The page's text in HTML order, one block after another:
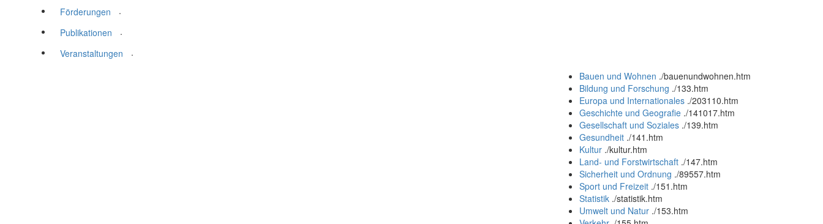
Förderungen
.
Publikationen
.
Veranstaltungen
.
Bauen und Wohnen ./bauenundwohnen.htm
Bildung und Forschung ./133.htm
Europa und Internationales ./203110.htm
Geschichte und Geografie ./141017.htm
Gesellschaft und Soziales ./139.htm
Gesundheit ./141.htm
Kultur ./kultur.htm
Land- und Forstwirtschaft ./147.htm
Sicherheit und Ordnung ./89557.htm
Sport und Freizeit ./151.htm
Statistik ./statistik.htm
Umwelt und Natur ./153.htm